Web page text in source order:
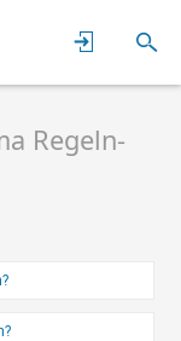
Regeln-